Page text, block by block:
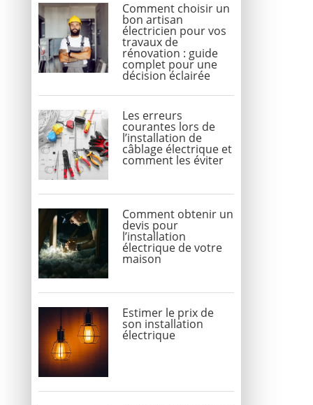
Comment choisir un
bon artisan
électricien pour vos
travaux de
rénovation : guide
complet pour une
décision éclairée
Les erreurs
courantes lors de
l’installation de
câblage électrique et
comment les éviter
Comment obtenir un
devis pour
l’installation
électrique de votre
maison
Estimer le prix de
son installation
électrique